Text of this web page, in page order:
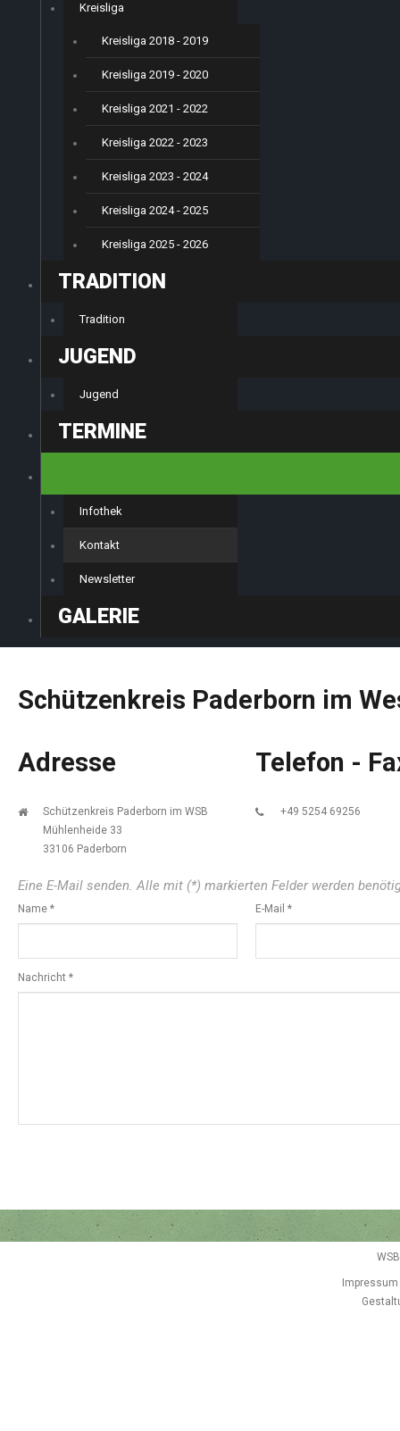
Kreisliga
Kreisliga 2018 - 2019
Kreisliga 2019 - 2020
Kreisliga 2021 - 2022
Kreisliga 2022 - 2023
Kreisliga 2023 - 2024
Kreisliga 2024 - 2025
Kreisliga 2025 - 2026
TRADITION
Tradition
JUGEND
Jugend
TERMINE
Infothek
Kontakt
Newsletter
GALERIE
Schützenkreis Paderborn im
Adresse
Schützenkreis Paderborn im WSB
Mühlenheide 33
33106 Paderborn
Telefon -
+49 5254 69256
Eine E-Mail senden. Alle mit (*) markierten Felder werden
Name * E-Mail *
Nachricht *
Impressum